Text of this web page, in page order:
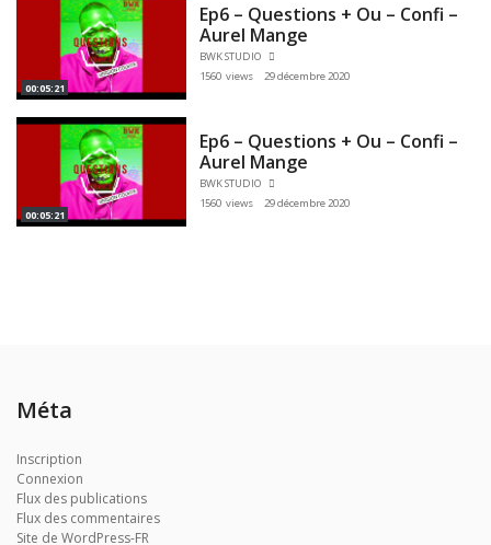
00:05:21
Ep6 – Questions + Ou – Confi –
Aurel Mange
BWK STUDIO
1560 views
29 décembre 2020
00:05:21
Ep6 – Questions + Ou – Confi –
Aurel Mange
BWK STUDIO
1560 views
29 décembre 2020
Méta
Inscription
Connexion
Flux des publications
Flux des commentaires
Site de WordPress-FR